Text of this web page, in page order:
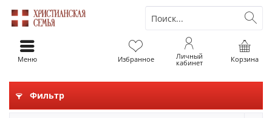
Корзина
Избранное Личный
кабинет
Меню
Фильтр